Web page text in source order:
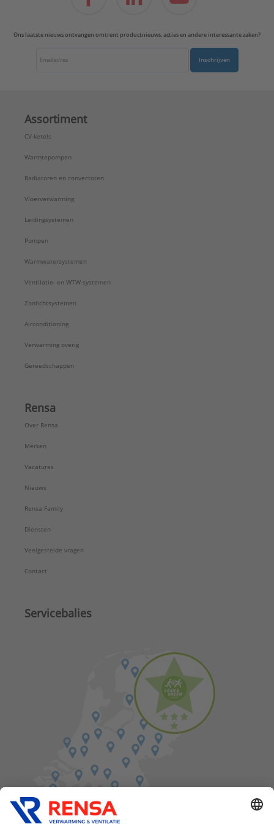
Ons laatste nieuws ontvangen omtrent productnieuws, acties en andere interessante zaken?
Inschrijven
Assortiment
CV-ketels
Warmtepompen
Radiatoren en convectoren
Vloerverwarming
Leidingsystemen
Pompen
Warmwatersystemen
Ventilatie- en WTW-systemen
Zonlichtsystemen
Airconditioning
Verwarming overig
Gereedschappen
Rensa
Over Rensa
Merken
Vacatures
Nieuws
Rensa Family
Diensten
Veelgestelde vragen
Contact
Servicebalies